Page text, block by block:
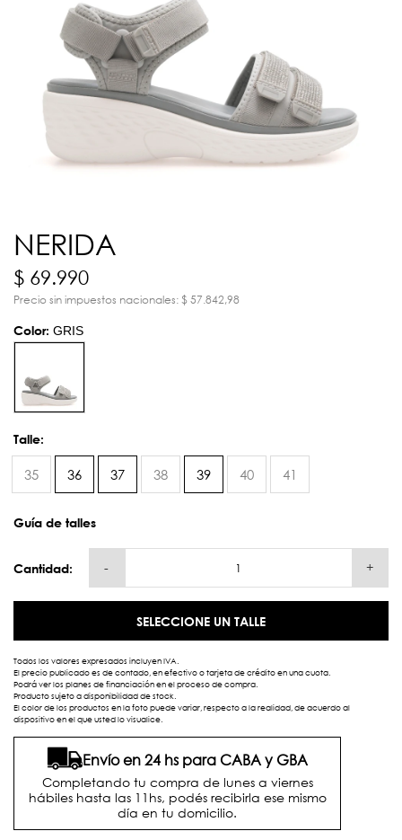
NERIDA
$ 69.990
Precio sin impuestos nacionales: $ 57.842,98
Color: GRIS
Talle:
35 36 37 38 39 40 41
Guía de talles
Cantidad: - +
SELECCIONE UN TALLE
Todos los valores expresados incluyen IVA.
El precio publicado es de contado, en efectivo o tarjeta de crédito en una cuota.
Podrá ver los planes de financiación en el proceso de compra.
Producto sujeto a disponibilidad de stock.
El color de los productos en la foto puede variar, respecto a la realidad, de acuerdo al
dispositivo en el que usted lo visualice.
Envío en 24 hs para CABA y GBA
Completando tu compra de lunes a viernes
hábiles hasta las 11hs, podés recibirla ese mismo
día en tu domicilio.